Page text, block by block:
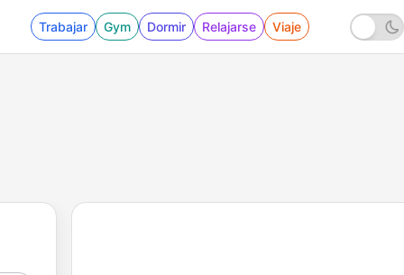
Trabajar Gym Dormir Relajarse Viaje